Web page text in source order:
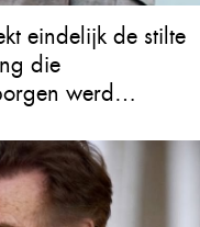
eindelijk de stilte
die
werd